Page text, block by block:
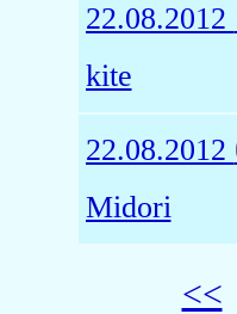
22.08.2012
kite
22.08.2012
Midori
<<